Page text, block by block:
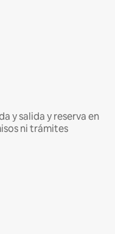
y salida y reserva en
ni trámites